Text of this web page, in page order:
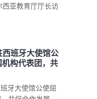
西亚教育厅厅长访
班牙大使馆公
构代表团，共
牙大使馆公使屈